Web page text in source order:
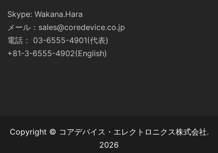
Skype: Wakana.Hara
メール：sales@coredevice.co.jp
電話： 03-6555-4901(代表)
+81-3-6555-4902(English)
Copyright © コアデバイス・エレクトロニクス株式会社.
2026